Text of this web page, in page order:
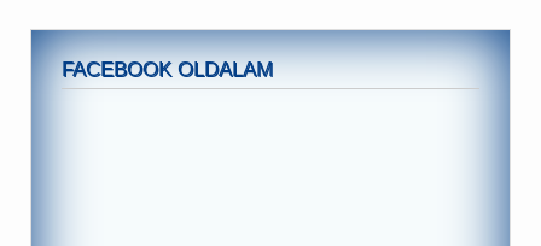
FACEBOOK OLDALAM